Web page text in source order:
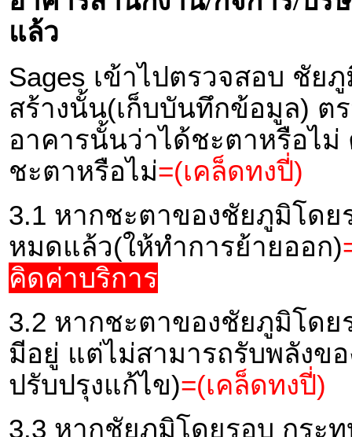
แล้ว
Sages เข้าไปตรวจสอบ ชัย
สร้างนั้น(เก็บบันทึกข้อมูล) ต
อาคารนั้นว่าได้ชะตาหรือไ
ชะตาหรือไม่=(เคล็ดทงปี่)
3.1 หากชะตาของชัยภูมิโด
หมดแล้ว(ให้ทำการย้ายออก)
คิดค่าบริการ
3.2 หากชะตาของชัยภูมิโดย
มีอยู่ แต่ไม่สามารถรับพลังข
ปรับปรุงแก้ไข)=(เคล็ดทงปี่)
3.3 หากชัยภูมิโดยรอบ กระ